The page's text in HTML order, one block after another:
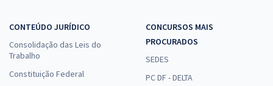
CONTEÚDO JURÍDICO
Consolidação das Leis do
Trabalho
Constituição Federal
CONCURSOS MAIS
PROCURADOS
SEDES
PC DF - DELTA